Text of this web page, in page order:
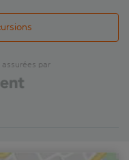
par